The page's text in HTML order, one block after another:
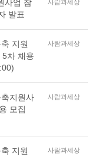
사업 참
발표
사람과세상
지원
차 채용
사람과세상
지원사
모집
사람과세상
지원
사람과세상